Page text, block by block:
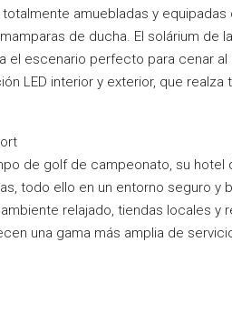
amuebladas y
de ducha. El solárium de
el escenario perfecto para cenar al
LED interior y exterior, que
de golf de campeonato, su hotel
todo ello en un entorno seguro y
relajado, tiendas locales y
una gama más amplia de